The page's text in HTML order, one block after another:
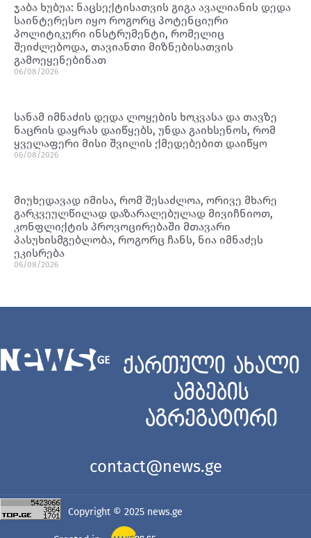
ჯაბა ხუბუა: ნაცსექტისათვის გიგა ავალიანის დედა
საინტერესო იყო როგორც პოტენციური
პოლიტიკური ინსტრუმენტი, რომელიც
შეიძლებოდა, თავიანთი მიზნებისათვის
გამოეყენებინათ
06/08/2026
სანამ იმნაძის დედა ლოყების ხოკვასა და თავზე
ნაცრის დაყრას დაიწყებს, უნდა გაიხსენოს, რომ
ყველაფერი მისი შვილის ქმედებებით დაიწყო
06/08/2026
მიუხედავად იმისა, რომ შესაძლოა, ორივე მხარე
გარკვეულწილად დაზარალებულად მივიჩნიოთ,
კონფლიქტის პროვოცირებაში მთავარი
პასუხისმგებლობა, როგორც ჩანს, ნია იმნაძეს
ეკისრება
06/08/2026
ქართული ახალი
ამბების
აგრეგატორი
contact@news.ge
Copyright © 2025 news.ge